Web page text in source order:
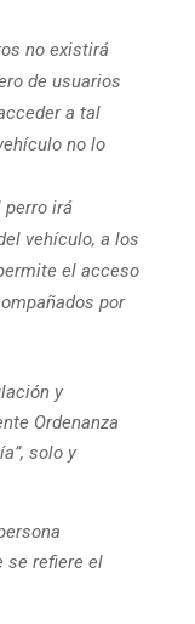
no existirá
de usuarios
a tal
no lo
perro irá
vehículo, a los
el acceso
por
y
Ordenanza
solo y
se refiere el